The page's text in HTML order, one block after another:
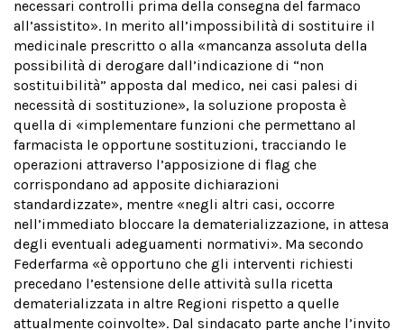
necessari controlli prima della consegna del farmaco
all’assistito». In merito all’impossibilità di sostituire il
medicinale prescritto o alla «mancanza assoluta della
possibilità di derogare dall’indicazione di “non
sostituibilità” apposta dal medico, nei casi palesi di
necessità di sostituzione», la soluzione proposta è
quella di «implementare funzioni che permettano al
farmacista le opportune sostituzioni, tracciando le
operazioni attraverso l’apposizione di flag che
corrispondano ad apposite dichiarazioni
standardizzate», mentre «negli altri casi, occorre
nell’immediato bloccare la dematerializzazione, in attesa
degli eventuali adeguamenti normativi». Ma secondo
Federfarma «è opportuno che gli interventi richiesti
precedano l’estensione delle attività sulla ricetta
dematerializzata in altre Regioni rispetto a quelle
attualmente coinvolte». Dal sindacato parte anche l’invito